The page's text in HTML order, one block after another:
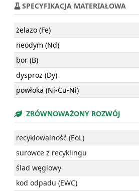
SPECYFIKACJA MATERIAŁOWA
żelazo (Fe)
neodym (Nd)
bor (B)
dysproz (Dy)
powłoka (Ni-Cu-Ni)
ZRÓWNOWAŻONY ROZWÓJ
recyklowalność (EoL)
surowce z recyklingu
ślad węglowy
kod odpadu (EWC)